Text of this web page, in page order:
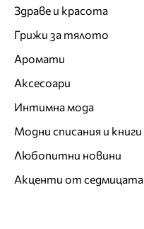
Здраве и красота
Грижи за тялото
Аромати
Аксесоари
Интимна мода
Модни списания и книги
Любопитни новини
Акценти от седмицата